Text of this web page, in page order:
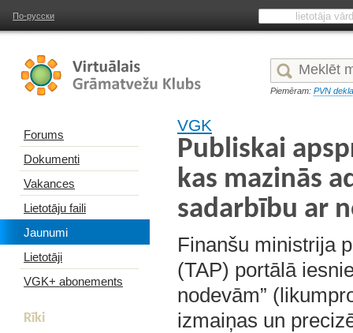
По-русски
Piemēram: PVN
Forums
Dokumenti
Vakances
Lietotāju faili
Jaunumi
Lietotāji
VGK+ abonements
Rīki
VGK
Publiskai
kas mazinās
sadarbību ar
Finanšu ministrija
(TAP) portālā
nodevām”
izmaiņas un